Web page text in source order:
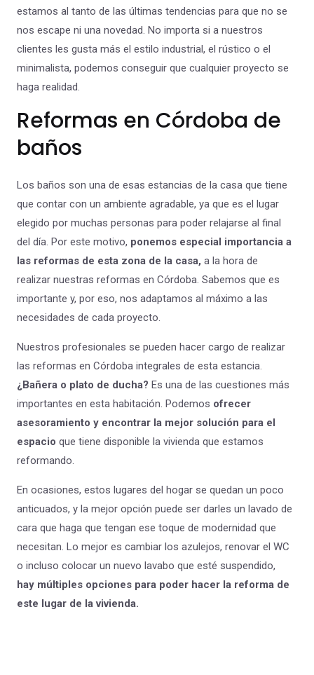
estamos al tanto de las últimas tendencias para que no se
nos escape ni una novedad. No importa si a nuestros
clientes les gusta más el estilo industrial, el rústico o el
minimalista, podemos conseguir que cualquier proyecto se
haga realidad.
Reformas en Córdoba de
baños
Los baños son una de esas estancias de la casa que tiene
que contar con un ambiente agradable, ya que es el lugar
elegido por muchas personas para poder relajarse al final
del día. Por este motivo, ponemos especial importancia a
las reformas de esta zona de la casa, a la hora de
realizar nuestras reformas en Córdoba. Sabemos que es
importante y, por eso, nos adaptamos al máximo a las
necesidades de cada proyecto.
Nuestros profesionales se pueden hacer cargo de realizar
las reformas en Córdoba integrales de esta estancia.
¿Bañera o plato de ducha? Es una de las cuestiones más
importantes en esta habitación. Podemos ofrecer
asesoramiento y encontrar la mejor solución para el
espacio que tiene disponible la vivienda que estamos
reformando.
En ocasiones, estos lugares del hogar se quedan un poco
anticuados, y la mejor opción puede ser darles un lavado de
cara que haga que tengan ese toque de modernidad que
necesitan. Lo mejor es cambiar los azulejos, renovar el WC
o incluso colocar un nuevo lavabo que esté suspendido,
hay múltiples opciones para poder hacer la reforma de
este lugar de la vivienda.